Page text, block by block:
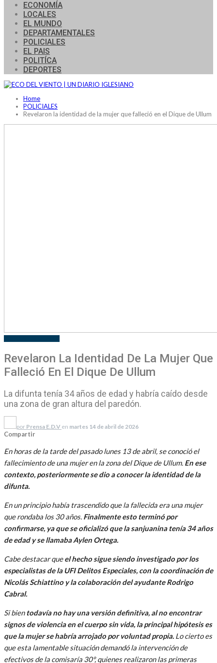
ECONOMÍA
LOCALES
EL MUNDO
DEPARTAMENTALES
POLICIALES
EL PAIS
POLITÍCA
DEPORTES
Home
POLICIALES
Revelaron la identidad de la mujer que falleció en el Dique de Ullum
Revelaron La Identidad De La Mujer Que
Falleció En El Dique De Ullum
La difunta tenía 34 años de edad y habría caído desde
una zona de gran altura del paredón.
por Prensa E.D.V en martes 14 de abril de 2026
Compartir
En horas de la tarde del pasado lunes 13 de abril, se conoció el
fallecimiento de una mujer en la zona del Dique de Ullum. En ese
contexto, posteriormente se dio a conocer la identidad de la
difunta.
En un principio había trascendido que la fallecida era una mujer
que rondaba los 30 años. Finalmente esto terminó por
confirmarse, ya que se oficializó que la sanjuanina tenía 34 años
de edad y se llamaba Aylen Ortega.
Cabe destacar queel hecho sigue siendo investigado por los
especialistas de la UFI Delitos Especiales, con la coordinación de
Nicolás Schiattino y la colaboración del ayudante Rodrigo
Cabral.
Si bientodavía no hay una versión definitiva, al no encontrar
signos de violencia en el cuerpo sin vida, la principal hipótesis es
que la mujer se habría arrojado por voluntad propia. Lo cierto es
que esta lamentable situación demandó la intervención de
efectivos de la comisaría 30°, quienes realizaron las primeras